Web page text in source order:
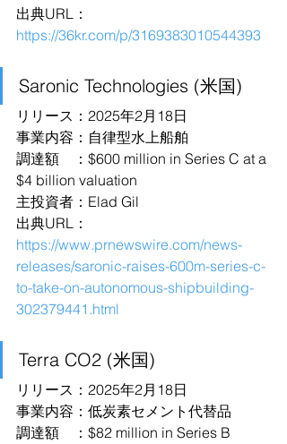
出典URL：
https://36kr.com/p/3169383010544393
Saronic Technologies (米国)
リリース：2025年2月18日
事業内容：自律型水上船舶
調達額　：$600 million in Series C at a
$4 billion valuation
主投資者：Elad Gil
出典URL：
https://www.prnewswire.com/news-
releases/saronic-raises-600m-series-c-
to-take-on-autonomous-shipbuilding-
302379441.html
Terra CO2 (米国)
リリース：2025年2月18日
事業内容：低炭素セメント代替品
調達額　：$82 million in Series B